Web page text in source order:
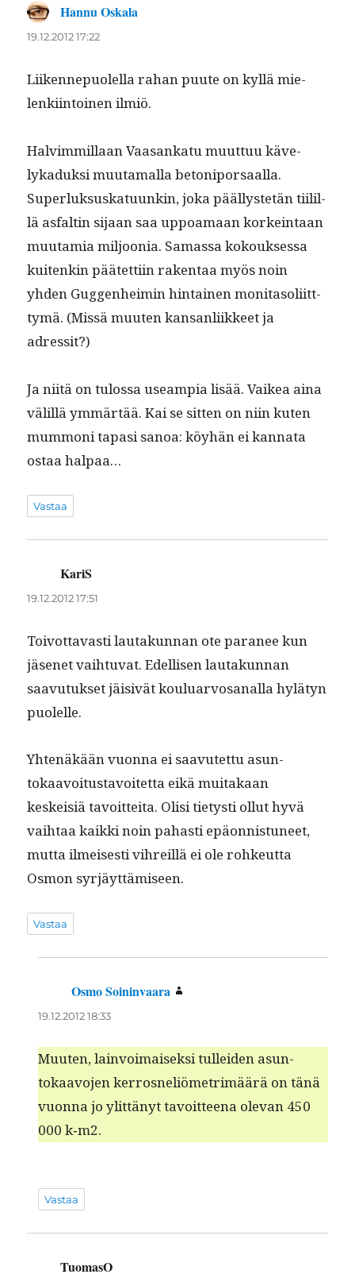
Hannu Oskala
19.12.2012 17:22
Liiken­nepuolel­la rahan puute on kyl­lä mie­
lenki­in­toinen ilmiö.
Halvim­mil­laan Vaasankatu muut­tuu käve­
lykaduk­si muu­ta­mal­la betoni­por­saal­la.
Super­luk­suskatu­unkin, joka päällystetän tiilil­
lä asfaltin sijaan saa uppoa­maan korkein­taan
muu­tamia miljoo­nia. Samas­sa kok­ouk­ses­sa
kuitenkin päätet­ti­in rak­en­taa myös noin
yhden Guggen­heimin hin­tainen moni­ta­soli­itt­
tymä. (Mis­sä muuten kansan­li­ik­keet ja
adressit?)
Ja niitä on tulos­sa use­ampia lisää. Vaikea aina
välil­lä ymmärtää. Kai se sit­ten on niin kuten
mum­moni tapasi sanoa: köy­hän ei kan­na­ta
ostaa halpaa…
Vastaa
KariS
19.12.2012 17:51
Toiv­ot­tavasti lau­takun­nan ote para­nee kun
jäsenet vai­h­tu­vat. Edel­lisen lau­takun­nan
saavu­tuk­set jäi­sivät koulu­ar­vosanal­la hylä­tyn
puolelle.
Yht­enäkään vuon­na ei saavutet­tu asun­
tokaavoitus­tavoitet­ta eikä muitakaan
keskeisiä tavoit­tei­ta. Olisi tietysti ollut hyvä
vai­h­taa kaik­ki noin pahasti epäon­nis­tuneet,
mut­ta ilmeis­es­ti vihreil­lä ei ole rohkeut­ta
Osmon syrjäyttämiseen.
Vastaa
Osmo Soininvaara
19.12.2012 18:33
Muuten, lain­voimaisek­si tullei­den asun­
tokaavo­jen ker­rosneliömetrimäärä on tänä
vuon­na jo ylit­tänyt tavoit­teena ole­van 450
000 k‑m2.
Vastaa
TuomasO